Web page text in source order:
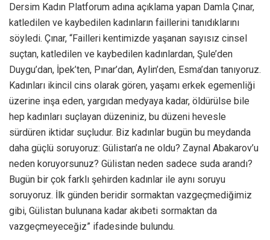
Dersim Kadın Platforum adına açıklama yapan Damla Çınar,
katledilen ve kaybedilen kadınların faillerini tanıdıklarını
söyledi. Çınar, “Failleri kentimizde yaşanan sayısız cinsel
suçtan, katledilen ve kaybedilen kadınlardan, Şule’den
Duygu’dan, İpek’ten, Pınar’dan, Aylin’den, Esma’dan tanıyoruz.
Kadınları ikincil cins olarak gören, yaşamı erkek egemenliği
üzerine inşa eden, yargıdan medyaya kadar, öldürülse bile
hep kadınları suçlayan düzeniniz, bu düzeni hevesle
sürdüren iktidar suçludur. Biz kadınlar bugün bu meydanda
daha güçlü soruyoruz: Gülistan’a ne oldu? Zaynal Abakarov’u
neden koruyorsunuz? Gülistan neden sadece suda arandı?
Bugün bir çok farklı şehirden kadınlar ile aynı soruyu
soruyoruz. İlk günden beridir sormaktan vazgeçmediğimiz
gibi, Gülistan bulunana kadar akıbeti sormaktan da
vazgeçmeyeceğiz” ifadesinde bulundu.